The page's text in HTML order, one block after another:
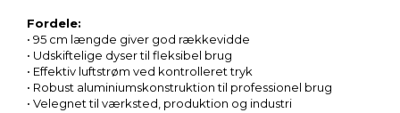
Fordele:
• 95 cm længde giver god rækkevidde
• Udskiftelige dyser til fleksibel brug
• Effektiv luftstrøm ved kontrolleret tryk
• Robust aluminiumskonstruktion til professionel brug
• Velegnet til værksted, produktion og industri